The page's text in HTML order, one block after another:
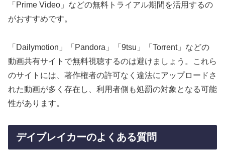
「Prime Video」などの無料トライアル期間を活用するの
がおすすめです。
「Dailymotion」「Pandora」「9tsu」「Torrent」などの
動画共有サイトで無料視聴するのは避けましょう。これら
のサイトには、著作権者の許可なく違法にアップロードさ
れた動画が多く存在し、利用者側も処罰の対象となる可能
性があります。
デイブレイカーのよくある質問